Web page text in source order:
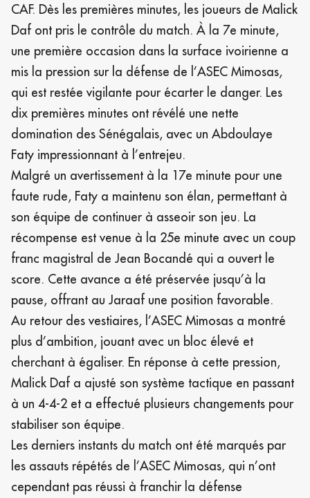
CAF. Dès les premières minutes, les joueurs de Malick
Daf ont pris le contrôle du match. À la 7e minute,
une première occasion dans la surface ivoirienne a
mis la pression sur la défense de l’ASEC Mimosas,
qui est restée vigilante pour écarter le danger. Les
dix premières minutes ont révélé une nette
domination des Sénégalais, avec un Abdoulaye
Faty impressionnant à l’entrejeu.
Malgré un avertissement à la 17e minute pour une
faute rude, Faty a maintenu son élan, permettant à
son équipe de continuer à asseoir son jeu. La
récompense est venue à la 25e minute avec un coup
franc magistral de Jean Bocandé qui a ouvert le
score. Cette avance a été préservée jusqu’à la
pause, offrant au Jaraaf une position favorable.
Au retour des vestiaires, l’ASEC Mimosas a montré
plus d’ambition, jouant avec un bloc élevé et
cherchant à égaliser. En réponse à cette pression,
Malick Daf a ajusté son système tactique en passant
à un 4-4-2 et a effectué plusieurs changements pour
stabiliser son équipe.
Les derniers instants du match ont été marqués par
les assauts répétés de l’ASEC Mimosas, qui n’ont
cependant pas réussi à franchir la défense